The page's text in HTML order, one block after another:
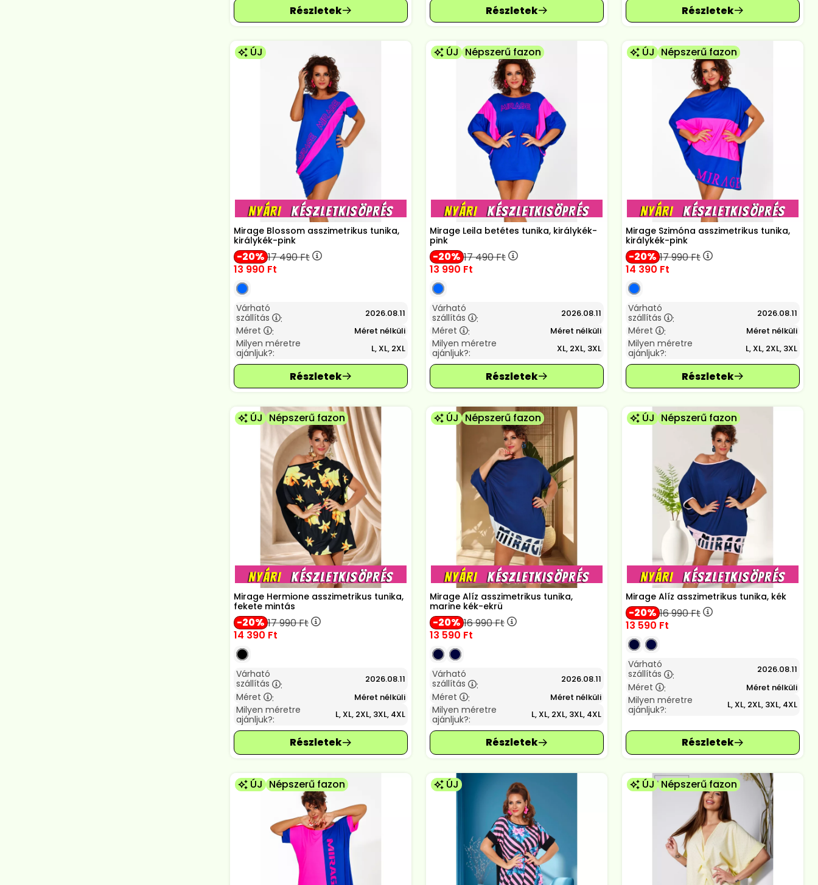
ÚJ
Mirage Blossom asszimetrikus tunika,
királykék-pink
20 17 490Ft
13 990 Ft
Várható
szállítás
: 2026.08.11
Méret : Méret nélküli
Milyen méretre
ajánljuk?:
L, XL, 2XL
ÚJ Népszerű fazon
Mirage Leila betétes tunika, királykék-
pink
20 17 490Ft
13 990 Ft
Várható
szállítás
: 2026.08.11
Méret : Méret nélküli
Milyen méretre
ajánljuk?:
XL, 2XL, 3XL
ÚJ Népszerű fazon
Mirage Szimóna asszimetrikus tunika,
királykék-pink
20 17 990Ft
14 390 Ft
Várható
szállítás
: 2026.08.11
Méret : Méret nélküli
Milyen méretre
ajánljuk?:
L, XL, 2XL, 3XL
ÚJ Népszerű fazon
Mirage Hermione asszimetrikus tunika,
fekete mintás
20 17 990Ft
14 390 Ft
Várható
szállítás
: 2026.08.11
Méret : Méret nélküli
Milyen méretre
ajánljuk?:
L, XL, 2XL, 3XL, 4XL
ÚJ Népszerű fazon
Mirage Alíz asszimetrikus tunika,
marine kék-ekrü
20 16 990Ft
13 590 Ft
Várható
szállítás
: 2026.08.11
Méret : Méret nélküli
Milyen méretre
ajánljuk?:
L, XL, 2XL, 3XL, 4XL
ÚJ Népszerű fazon
Mirage Alíz asszimetrikus tunika, kék
20 16 990Ft
13 590 Ft
Várható
szállítás
: 2026.08.11
Méret : Méret nélküli
Milyen méretre
ajánljuk?:
L, XL, 2XL, 3XL, 4XL
ÚJ Népszerű fazon ÚJ ÚJ Népszerű fazon